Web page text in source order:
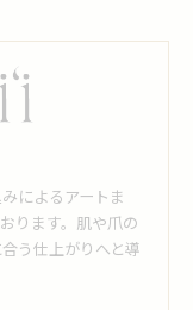
によるアートま
ります。肌や爪の
う仕上がりへと導